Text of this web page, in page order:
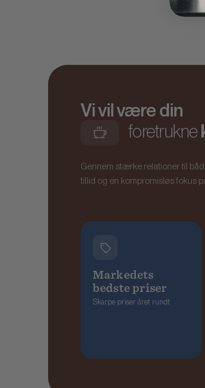
Vi vil være din
foretrukne
Gennem stærke relationer til
tillid og en kompromisløs fokus
Markedets
bedste priser
Skarpe priser året rundt